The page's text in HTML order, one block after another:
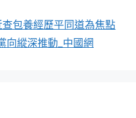
包養經歷平同道為焦點
向縱深推動_中國網